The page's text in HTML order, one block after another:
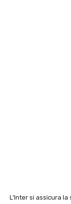
L’Inter si assicura la